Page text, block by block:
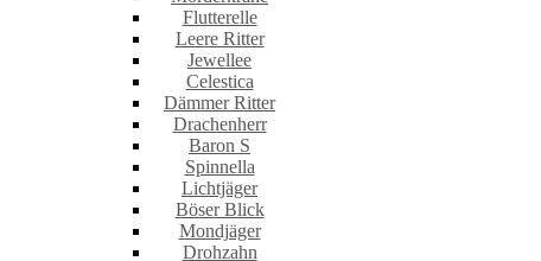
Flutterelle
Leere Ritter
Jewellee
Celestica
Dämmer Ritter
Drachenherr
Baron S
Spinnella
Lichtjäger
Böser Blick
Mondjäger
Drohzahn